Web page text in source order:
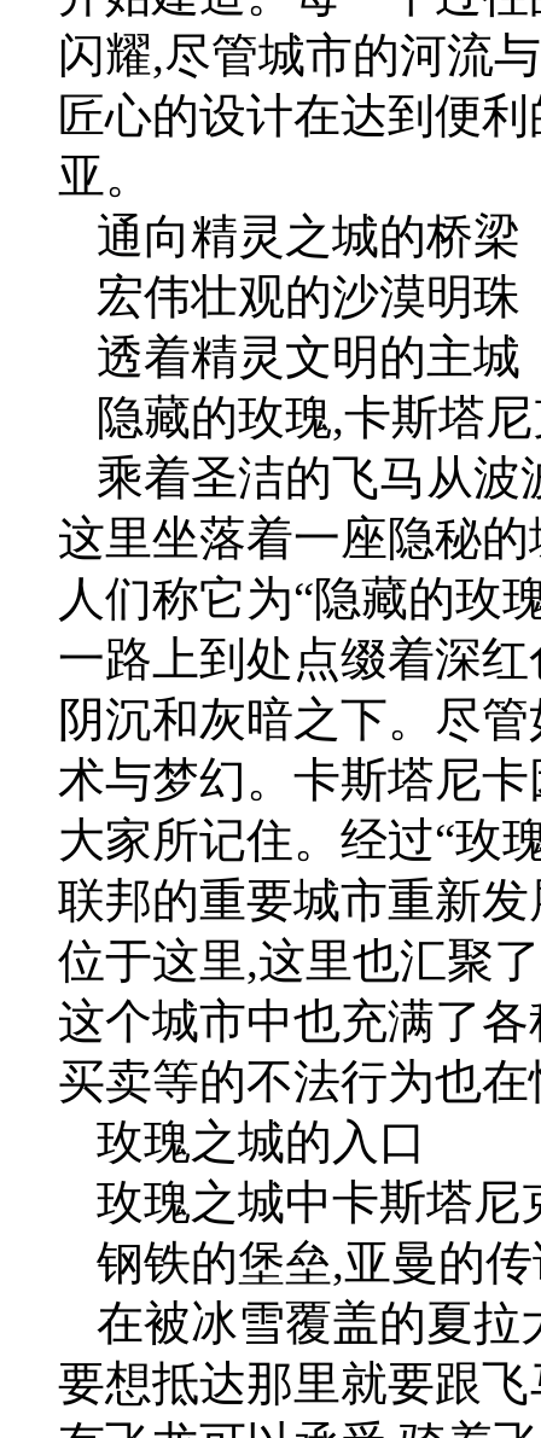
闪耀,尽管城市的河流
匠心的设计在达到便
亚。
通向精灵之城的桥梁
宏伟壮观的沙漠明珠
透着精灵文明的主城
隐藏的玫瑰,卡斯塔
乘着圣洁的飞马从波
这里坐落着一座隐秘
人们称它为“隐藏的玫
一路上到处点缀着深
阴沉和灰暗之下。尽
术与梦幻。卡斯塔尼
大家所记住。经过“玫
联邦的重要城市重新
位于这里,这里也汇聚
这个城市中也充满了
买卖等的不法行为也
玫瑰之城的入口
玫瑰之城中卡斯塔尼
钢铁的堡垒,亚曼的
在被冰雪覆盖的夏拉
要想抵达那里就要跟